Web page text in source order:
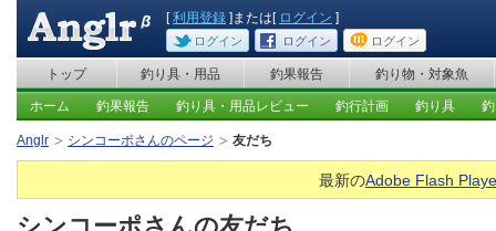
[利用登録 ]または[ ログイン ]
ログイン ログイン ログイン
トップ 釣り具・用品 釣果報告 釣り物・対象魚
ホーム 釣果報告 釣り具・用品レビュー 釣行計画 釣り具
Anglr シンコーポさんのページ 友だち
最新のAdobe Flash